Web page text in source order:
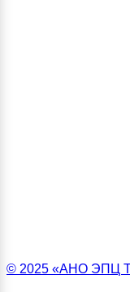
© 2025 «АНО ЭПЦ